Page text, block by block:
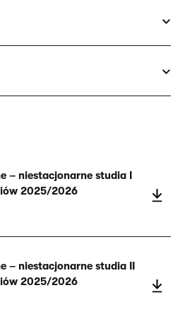
– niestacjonarne studia I
2025/2026
– niestacjonarne studia II
2025/2026